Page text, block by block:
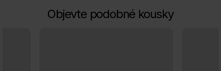
Objevte podobné kousky